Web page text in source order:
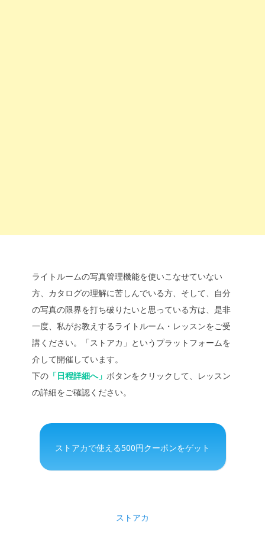
ライトルームの写真管理機能を使いこなせていない
方、カタログの理解に苦しんでいる方、そして、自分
の写真の限界を打ち破りたいと思っている方は、是非
一度、私がお教えするライトルーム・レッスンをご受
講ください。「ストアカ」というプラットフォームを
介して開催しています。
下の 「日程詳細へ」 ボタンをクリックして、レッスン
の詳細をご確認ください。
ストアカで使える500円クーポンをゲット
ストアカ